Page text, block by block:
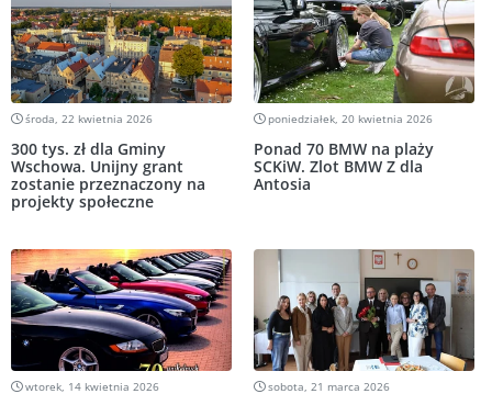
środa, 22 kwietnia 2026
300 tys. zł dla Gminy
Wschowa. Unijny grant
zostanie przeznaczony na
projekty społeczne
poniedziałek, 20 kwietnia 2026
Ponad 70 BMW na plaży
SCKiW. Zlot BMW Z dla
Antosia
wtorek, 14 kwietnia 2026 sobota, 21 marca 2026